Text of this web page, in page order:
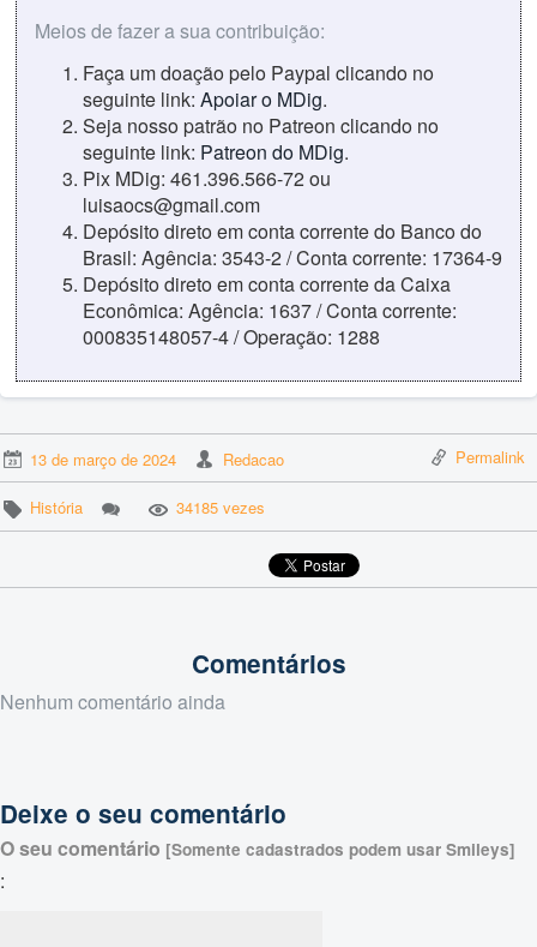
Meios de fazer a sua contribuição:
Faça um doação pelo Paypal clicando no
seguinte link: Apoiar o MDig.
Seja nosso patrão no Patreon clicando no
seguinte link: Patreon do MDig.
Pix MDig: 461.396.566-72 ou
luisaocs@gmail.com
Depósito direto em conta corrente do Banco do
Brasil: Agência: 3543-2 / Conta corrente: 17364-9
Depósito direto em conta corrente da Caixa
Econômica: Agência: 1637 / Conta corrente:
000835148057-4 / Operação: 1288
13 de março de 2024 Redacao Permalink
História 34185 vezes
Comentários
Nenhum comentário ainda
Deixe o seu comentário
O seu comentário [Somente cadastrados podem usar Smileys]
: